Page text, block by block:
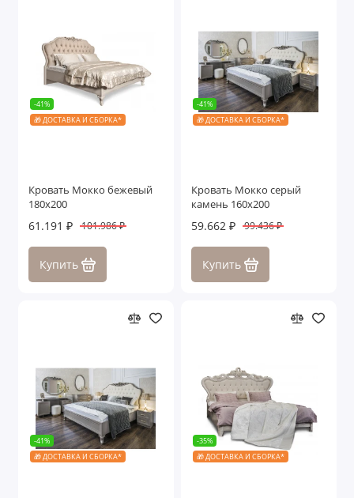
-41%
🎁 ДОСТАВКА И СБОРКА*
Кровать Мокко бежевый
180х200
61.191 ₽ 101.986 ₽
Купить
-41%
🎁 ДОСТАВКА И СБОРКА*
Кровать Мокко серый
камень 160х200
59.662 ₽ 99.436 ₽
Купить
-41%
🎁 ДОСТАВКА И СБОРКА*
-35%
🎁 ДОСТАВКА И СБОРКА*